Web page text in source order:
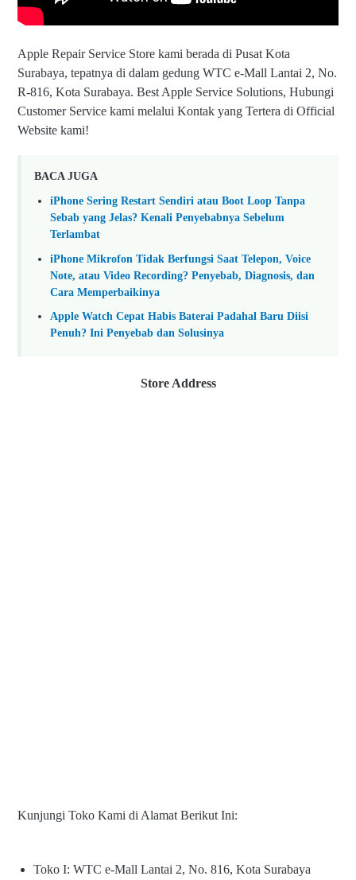
Apple Repair Service Store kami berada di Pusat Kota
Surabaya, tepatnya di dalam gedung WTC e-Mall Lantai 2, No.
R-816, Kota Surabaya. Best Apple Service Solutions, Hubungi
Customer Service kami melalui Kontak yang Tertera di Official
Website kami!
BACA JUGA
iPhone Sering Restart Sendiri atau Boot Loop Tanpa
Sebab yang Jelas? Kenali Penyebabnya Sebelum
Terlambat
iPhone Mikrofon Tidak Berfungsi Saat Telepon, Voice
Note, atau Video Recording? Penyebab, Diagnosis, dan
Cara Memperbaikinya
Apple Watch Cepat Habis Baterai Padahal Baru Diisi
Penuh? Ini Penyebab dan Solusinya
Store Address
Kunjungi Toko Kami di Alamat Berikut Ini:
Toko I: WTC e-Mall Lantai 2, No. 816, Kota Surabaya